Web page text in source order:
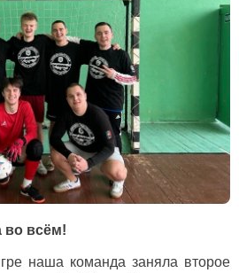
во всём!
наша команда заняла второе